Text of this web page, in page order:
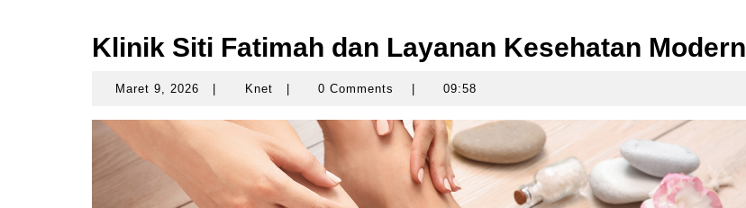
Klinik Siti Fatimah dan Layanan Kesehatan Modern
Maret 9, 2026
Maret
2026
Knet Knet 0 Comments 09:58